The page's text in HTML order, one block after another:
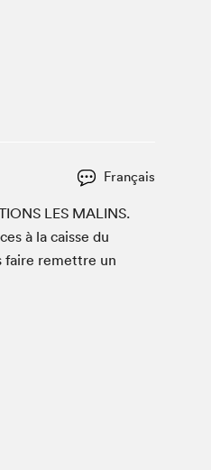
Français
LES MALINS.
à la caisse du
faire remet­tre un